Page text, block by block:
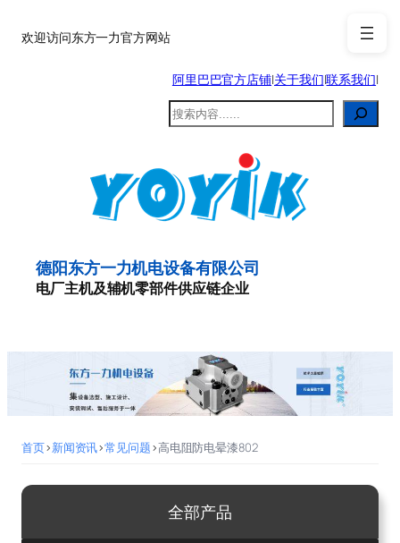
至欢迎访问东方一力官方网站
阿里巴巴官方店铺|关于我们|联系我们|
搜
索
德阳东方一力机电设备有限公司
电厂主机及辅机零部件供应链企业
首页>新闻资讯>常见问题>高电阻防电晕漆802
全部产品